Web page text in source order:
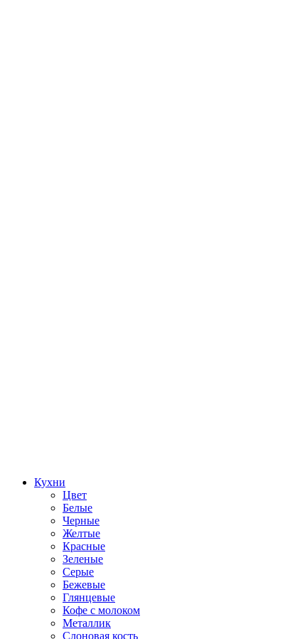
Кухни
Цвет
Белые
Черные
Желтые
Красные
Зеленые
Серые
Бежевые
Глянцевые
Кофе с молоком
Металлик
Слоновая кость